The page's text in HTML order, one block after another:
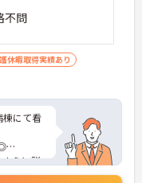
不問
休暇取得実績あり
棟にて看
らに詳
さい。